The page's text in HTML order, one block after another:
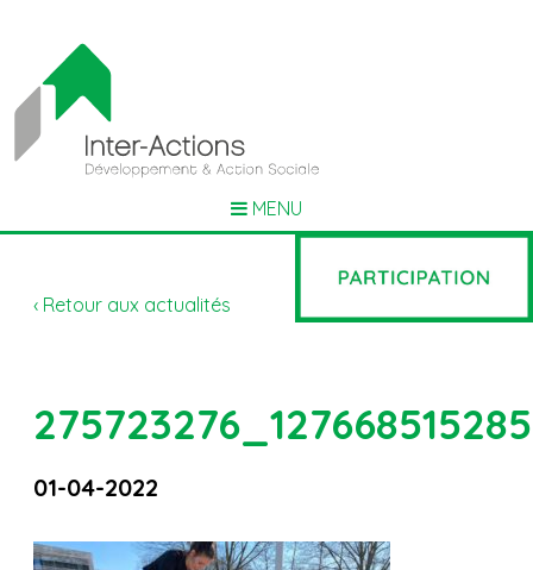
MENU
‹ Retour aux actualités
01-04-2022